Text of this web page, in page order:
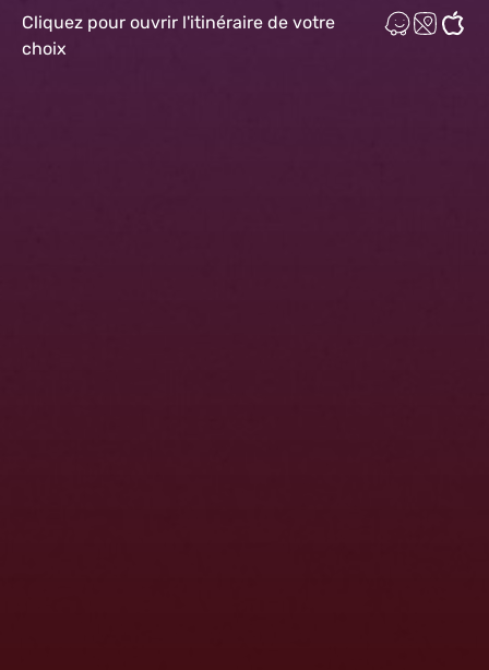
Cliquez pour ouvrir l'itinéraire de votre
choix